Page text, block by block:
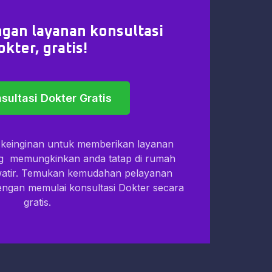
layanan konsultasi
gratis!
Dokter Gratis
untuk memberikan layanan
memungkinkan anda tatap di rumah
Temukan kemudahan pelayanan
memulai konsultasi Dokter secara
gratis.